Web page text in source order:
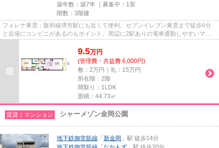
築年数：築7年 ｜募集中： 1室
階数：3階建
フォレナ東雲：阪和線堺市駅にも近くて便利。セブンイレブン東雲まで徒歩6分
と近場にコンビニがあるのもポイント。周辺に2駅ありの電車通勤しやすいマン
9.5万円
(管理費・共益費 6,000円)
敷：2万円｜礼：15万円
所在階：2階
間取り：1LDK
面積：44.73㎡
賃貸｜マンション シャーメゾン金岡公園
地下鉄御堂筋線 「 新金岡 」駅 徒歩14分